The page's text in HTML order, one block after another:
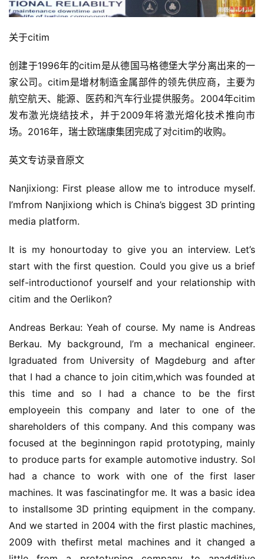
首
页
关
于
例
H
开
发
信
开
发
小
程
序
站
开
发
关于citim
创建于1996年的citim是从德国马格德堡大学分离出来的一
家公司。citim是增材制造金属部件的领先供应商，主要为
航空航天、能源、医药和汽车行业提供服务。2004年citim
发布激光烧结技术，并于2009年将激光熔化技术推向市
场。2016年，瑞士欧瑞康集团完成了对citim的收购。
英文专访录音原文
Nanjixiong: First please allow me to introduce myself.
I’mfrom Nanjixiong which is China’s biggest 3D printing
media platform.
It is my honourtoday to give you an interview. Let’s
start with the first question. Could you give us a brief
self-introductionof yourself and your relationship with
citim and the Oerlikon?
Andreas Berkau: Yeah of course. My name is Andreas
Berkau. My background, I’m a mechanical engineer.
Igraduated from University of Magdeburg and after
that I had a chance to join citim,which was founded at
this time and so I had a chance to be the first
employeein this company and later to one of the
shareholders of this company. And this company was
focused at the beginningon rapid prototyping, mainly
to produce parts for example automotive industry. SoI
had a chance to work with one of the first laser
machines. It was fascinatingfor me. It was a basic idea
to installsome 3D printing equipment in the company.
And we started in 2004 with the first plastic machines,
2009 with thefirst metal machines and it changed a